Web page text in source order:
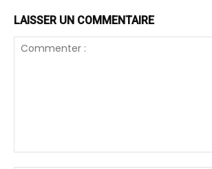
LAISSER UN COMMENTAIRE